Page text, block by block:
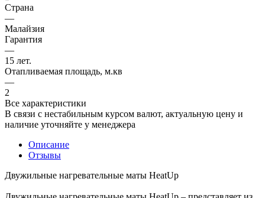
Страна
—
Малайзия
Гарантия
—
15 лет.
Отапливаемая площадь, м.кв
—
2
Все характеристики
В связи с нестабильным курсом валют, актуальную цену и
наличие уточняйте у менеджера
Описание
Отзывы
Двужильные нагревательные маты HeatUp